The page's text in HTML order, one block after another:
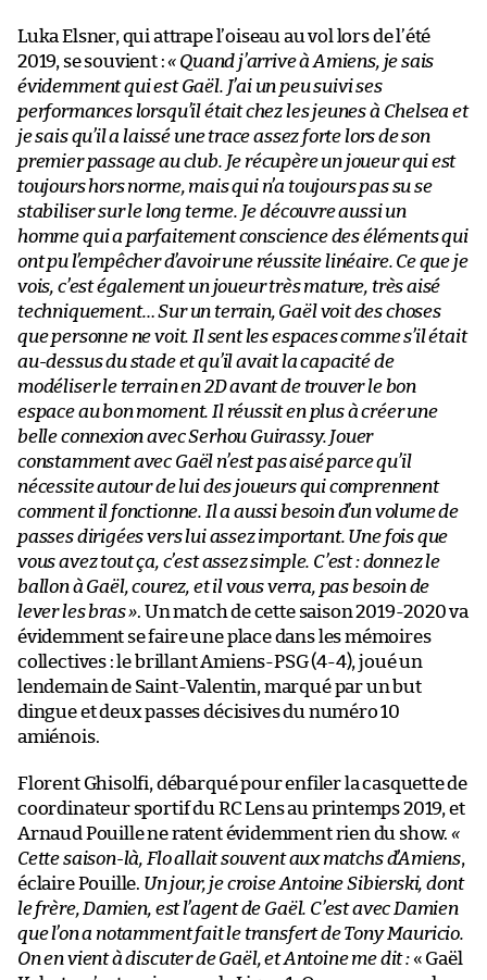
Luka Elsner, qui attrape l’oiseau au vol lors de l’été
2019, se souvient :« Quand j’arrive à Amiens, je sais
évidemment qui est Gaël. J’ai un peu suivi ses
performances lorsqu’il était chez les jeunes à Chelsea et
je sais qu’il a laissé une trace assez forte lors de son
premier passage au club. Je récupère un joueur qui est
toujours hors norme, mais qui n’a toujours pas su se
stabiliser sur le long terme. Je découvre aussi un
homme qui a parfaitement conscience des éléments qui
ont pu l’empêcher d’avoir une réussite linéaire. Ce que je
vois, c’est également un joueur très mature, très aisé
techniquement… Sur un terrain, Gaël voit des choses
que personne ne voit. Il sent les espaces comme s’il était
au-dessus du stade et qu’il avait la capacité de
modéliser le terrain en 2D avant de trouver le bon
espace au bon moment. Il réussit en plus à créer une
belle connexion avec Serhou Guirassy. Jouer
constamment avec Gaël n’est pas aisé parce qu’il
nécessite autour de lui des joueurs qui comprennent
comment il fonctionne. Il a aussi besoin d’un volume de
passes dirigées vers lui assez important. Une fois que
vous avez tout ça, c’est assez simple. C’est : donnez le
ballon à Gaël, courez, et il vous verra, pas besoin de
lever les bras ». Un match de cette saison 2019-2020 va
évidemment se faire une place dans les mémoires
collectives : le brillant Amiens-PSG (4-4), joué un
lendemain de Saint-Valentin, marqué par un but
dingue et deux passes décisives du numéro 10
amiénois.
Florent Ghisolfi, débarqué pour enfiler la casquette de
coordinateur sportif du RC Lens au printemps 2019, et
Arnaud Pouille ne ratent évidemment rien du show.«
Cette saison-là, Flo allait souvent aux matchs d’Amiens,
éclaire Pouille. Un jour, je croise Antoine Sibierski, dont
le frère, Damien, est l’agent de Gaël. C’est avec Damien
que l’on a notamment fait le transfert de Tony Mauricio.
On en vient à discuter de Gaël, et Antoine me dit :« Gaël